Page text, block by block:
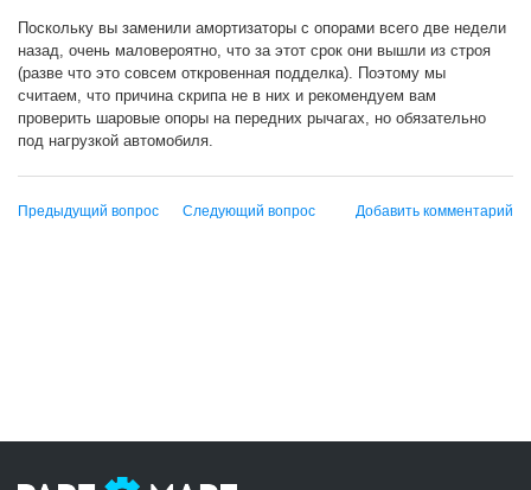
Поскольку вы заменили амортизаторы с опорами всего две недели
назад, очень маловероятно, что за этот срок они вышли из строя
(разве что это совсем откровенная подделка). Поэтому мы
считаем, что причина скрипа не в них и рекомендуем вам
проверить шаровые опоры на передних рычагах, но обязательно
под нагрузкой автомобиля.
Предыдущий вопрос Следующий вопрос Добавить комментарий